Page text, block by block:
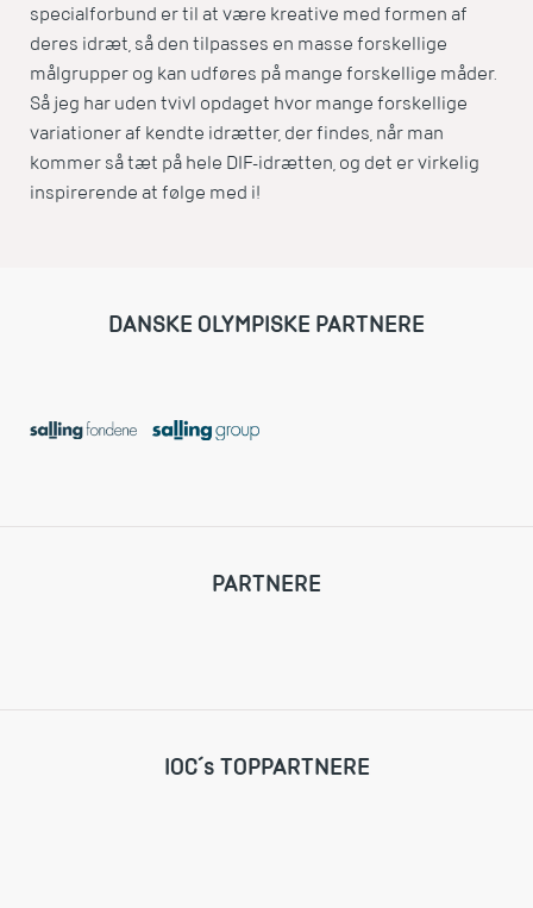
specialforbund er til at være kreative med formen af
deres idræt, så den tilpasses en masse forskellige
målgrupper og kan udføres på mange forskellige måder.
Så jeg har uden tvivl opdaget hvor mange forskellige
variationer af kendte idrætter, der findes, når man
kommer så tæt på hele DIF-idrætten, og det er virkelig
inspirerende at følge med i!
DANSKE OLYMPISKE PARTNERE
PARTNERE
IOC´s TOPPARTNERE